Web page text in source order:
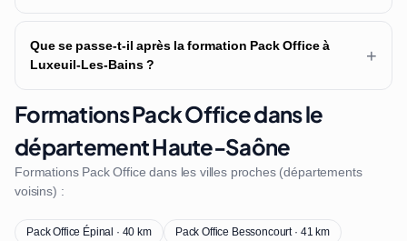
Que se passe-t-il après la formation Pack Office à
Luxeuil-Les-Bains ?
+
Formations Pack Office dans le
département Haute-Saône
Formations Pack Office dans les villes proches (départements
voisins) :
Pack Office Épinal · 40 km
Pack Office Bessoncourt · 41 km